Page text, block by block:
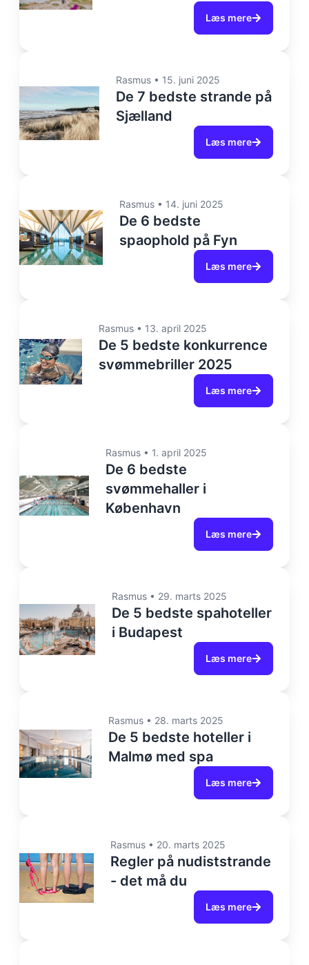
Læs mere
Rasmus • 15. juni 2025
De 7 bedste strande på
Sjælland
Læs mere
Rasmus • 14. juni 2025
De 6 bedste
spaophold på Fyn
Læs mere
Rasmus • 13. april 2025
De 5 bedste konkurrence
svømmebriller 2025
Læs mere
Rasmus • 1. april 2025
De 6 bedste
svømmehaller i
København
Læs mere
Rasmus • 29. marts 2025
De 5 bedste spahoteller
i Budapest
Læs mere
Rasmus • 28. marts 2025
De 5 bedste hoteller i
Malmø med spa
Læs mere
Rasmus • 20. marts 2025
Regler på nudiststrande
- det må du
Læs mere